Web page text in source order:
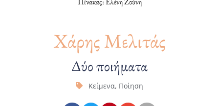
Χάρης Μελιτάς
Δύο ποιήματα
Κείμενα, Ποίηση